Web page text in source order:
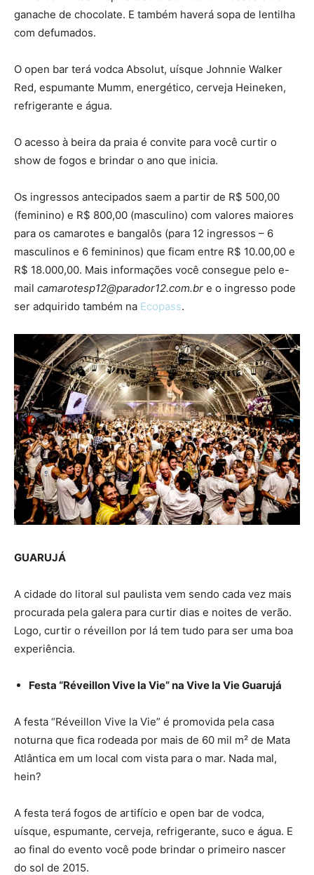
ganache de chocolate. E também haverá sopa de lentilha
com defumados.
O open bar terá vodca Absolut, uísque Johnnie Walker
Red, espumante Mumm, energético, cerveja Heineken,
refrigerante e água.
O acesso à beira da praia é convite para você curtir o
show de fogos e brindar o ano que inicia.
Os ingressos antecipados saem a partir de R$ 500,00
(feminino) e R$ 800,00 (masculino) com valores maiores
para os camarotes e bangalôs (para 12 ingressos – 6
masculinos e 6 femininos) que ficam entre R$ 10.00,00 e
R$ 18.000,00. Mais informações você consegue pelo e-
mail camarotesp12@parador12.com.br e o ingresso pode
ser adquirido também na Ecopass.
GUARUJÁ
A cidade do litoral sul paulista vem sendo cada vez mais
procurada pela galera para curtir dias e noites de verão.
Logo, curtir o réveillon por lá tem tudo para ser uma boa
experiência.
Festa “Réveillon Vive la Vie” na Vive la Vie Guarujá
A festa “Réveillon Vive la Vie” é promovida pela casa
noturna que fica rodeada por mais de 60 mil m² de Mata
Atlântica em um local com vista para o mar. Nada mal,
hein?
A festa terá fogos de artifício e open bar de vodca,
uísque, espumante, cerveja, refrigerante, suco e água. E
ao final do evento você pode brindar o primeiro nascer
do sol de 2015.